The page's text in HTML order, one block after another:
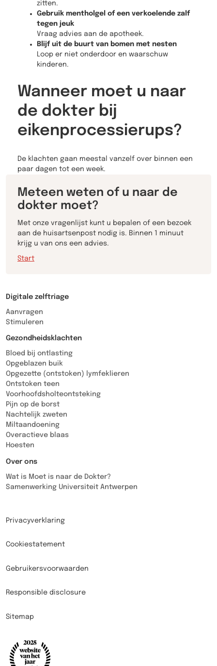
zitten.
Gebruik mentholgel of een verkoelende zalf
tegen jeuk
Vraag advies aan de apotheek.
Blijf uit de buurt van bomen met nesten
Loop er niet onderdoor en waarschuw
kinderen.
Wanneer moet u naar
de dokter bij
eikenprocessierups?
De klachten gaan meestal vanzelf over binnen een
paar dagen tot een week.
Meteen weten of u naar de
dokter moet?
Met onze vragenlijst kunt u bepalen of een bezoek
aan de huisartsenpost nodig is. Binnen 1 minuut
krijg u van ons een advies.
Start
Digitale zelftriage
Aanvragen
Stimuleren
Gezondheidsklachten
Bloed bij ontlasting
Opgeblazen buik
Opgezette (ontstoken) lymfeklieren
Ontstoken teen
Voorhoofdsholteontsteking
Pijn op de borst
Nachtelijk zweten
Miltaandoening
Overactieve blaas
Hoesten
Over ons
Wat is Moet is naar de Dokter?
Samenwerking Universiteit Antwerpen
Privacyverklaring
Cookiestatement
Gebruikersvoorwaarden
Responsible disclosure
Sitemap